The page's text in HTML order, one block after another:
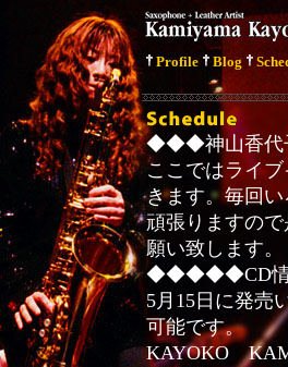
Profile Blog
◆◆◆神山香代
ここではライ
きます。毎回
頑張りますの
願い致します。
◆◆◆◆◆CD
5月15日に発売
可能です。
KAYOKO